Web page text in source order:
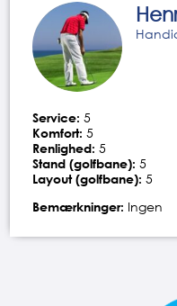
Service: 5
Komfort: 5
Renlighed: 5
Stand (golfbane): 5
Layout (golfbane): 5
Bemærkninger: Ingen